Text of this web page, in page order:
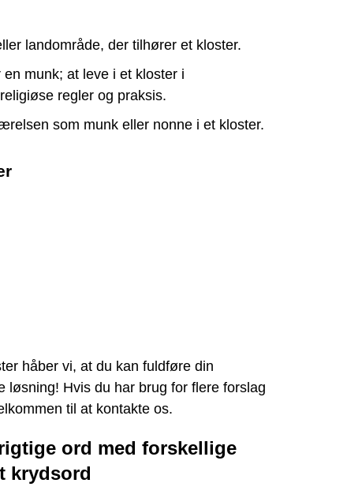
landområde, der tilhører et kloster.
munk; at leve i et kloster i
regler og praksis.
som munk eller nonne i et kloster.
håber vi, at du kan fuldføre din
løsning! Hvis du har brug for flere forslag
til at kontakte os.
ord med forskellige
krydsord